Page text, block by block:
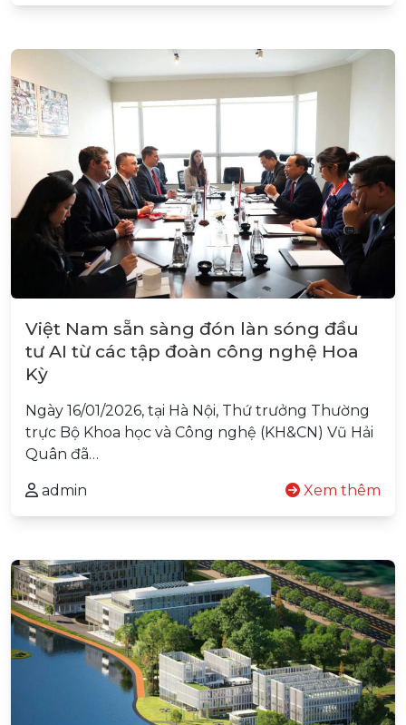
Việt Nam sẵn sàng đón làn sóng đầu
tư AI từ các tập đoàn công nghệ Hoa
Kỳ
Ngày 16/01/2026, tại Hà Nội, Thứ trưởng Thường
trực Bộ Khoa học và Công nghệ (KH&CN) Vũ Hải
Quân đã…
admin Xem thêm